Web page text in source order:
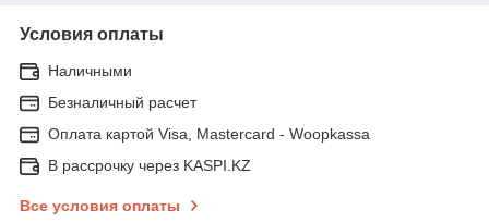
Условия оплаты
Наличными
Безналичный расчет
Оплата картой Visa, Mastercard - Woopkassa
В рассрочку через KASPI.KZ
Все условия оплаты